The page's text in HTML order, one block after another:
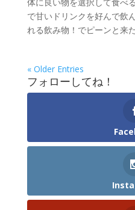
で甘いドリンクを好んで飲
れる飲み物！でピーンと来
« Older Entries
フォローしてね！